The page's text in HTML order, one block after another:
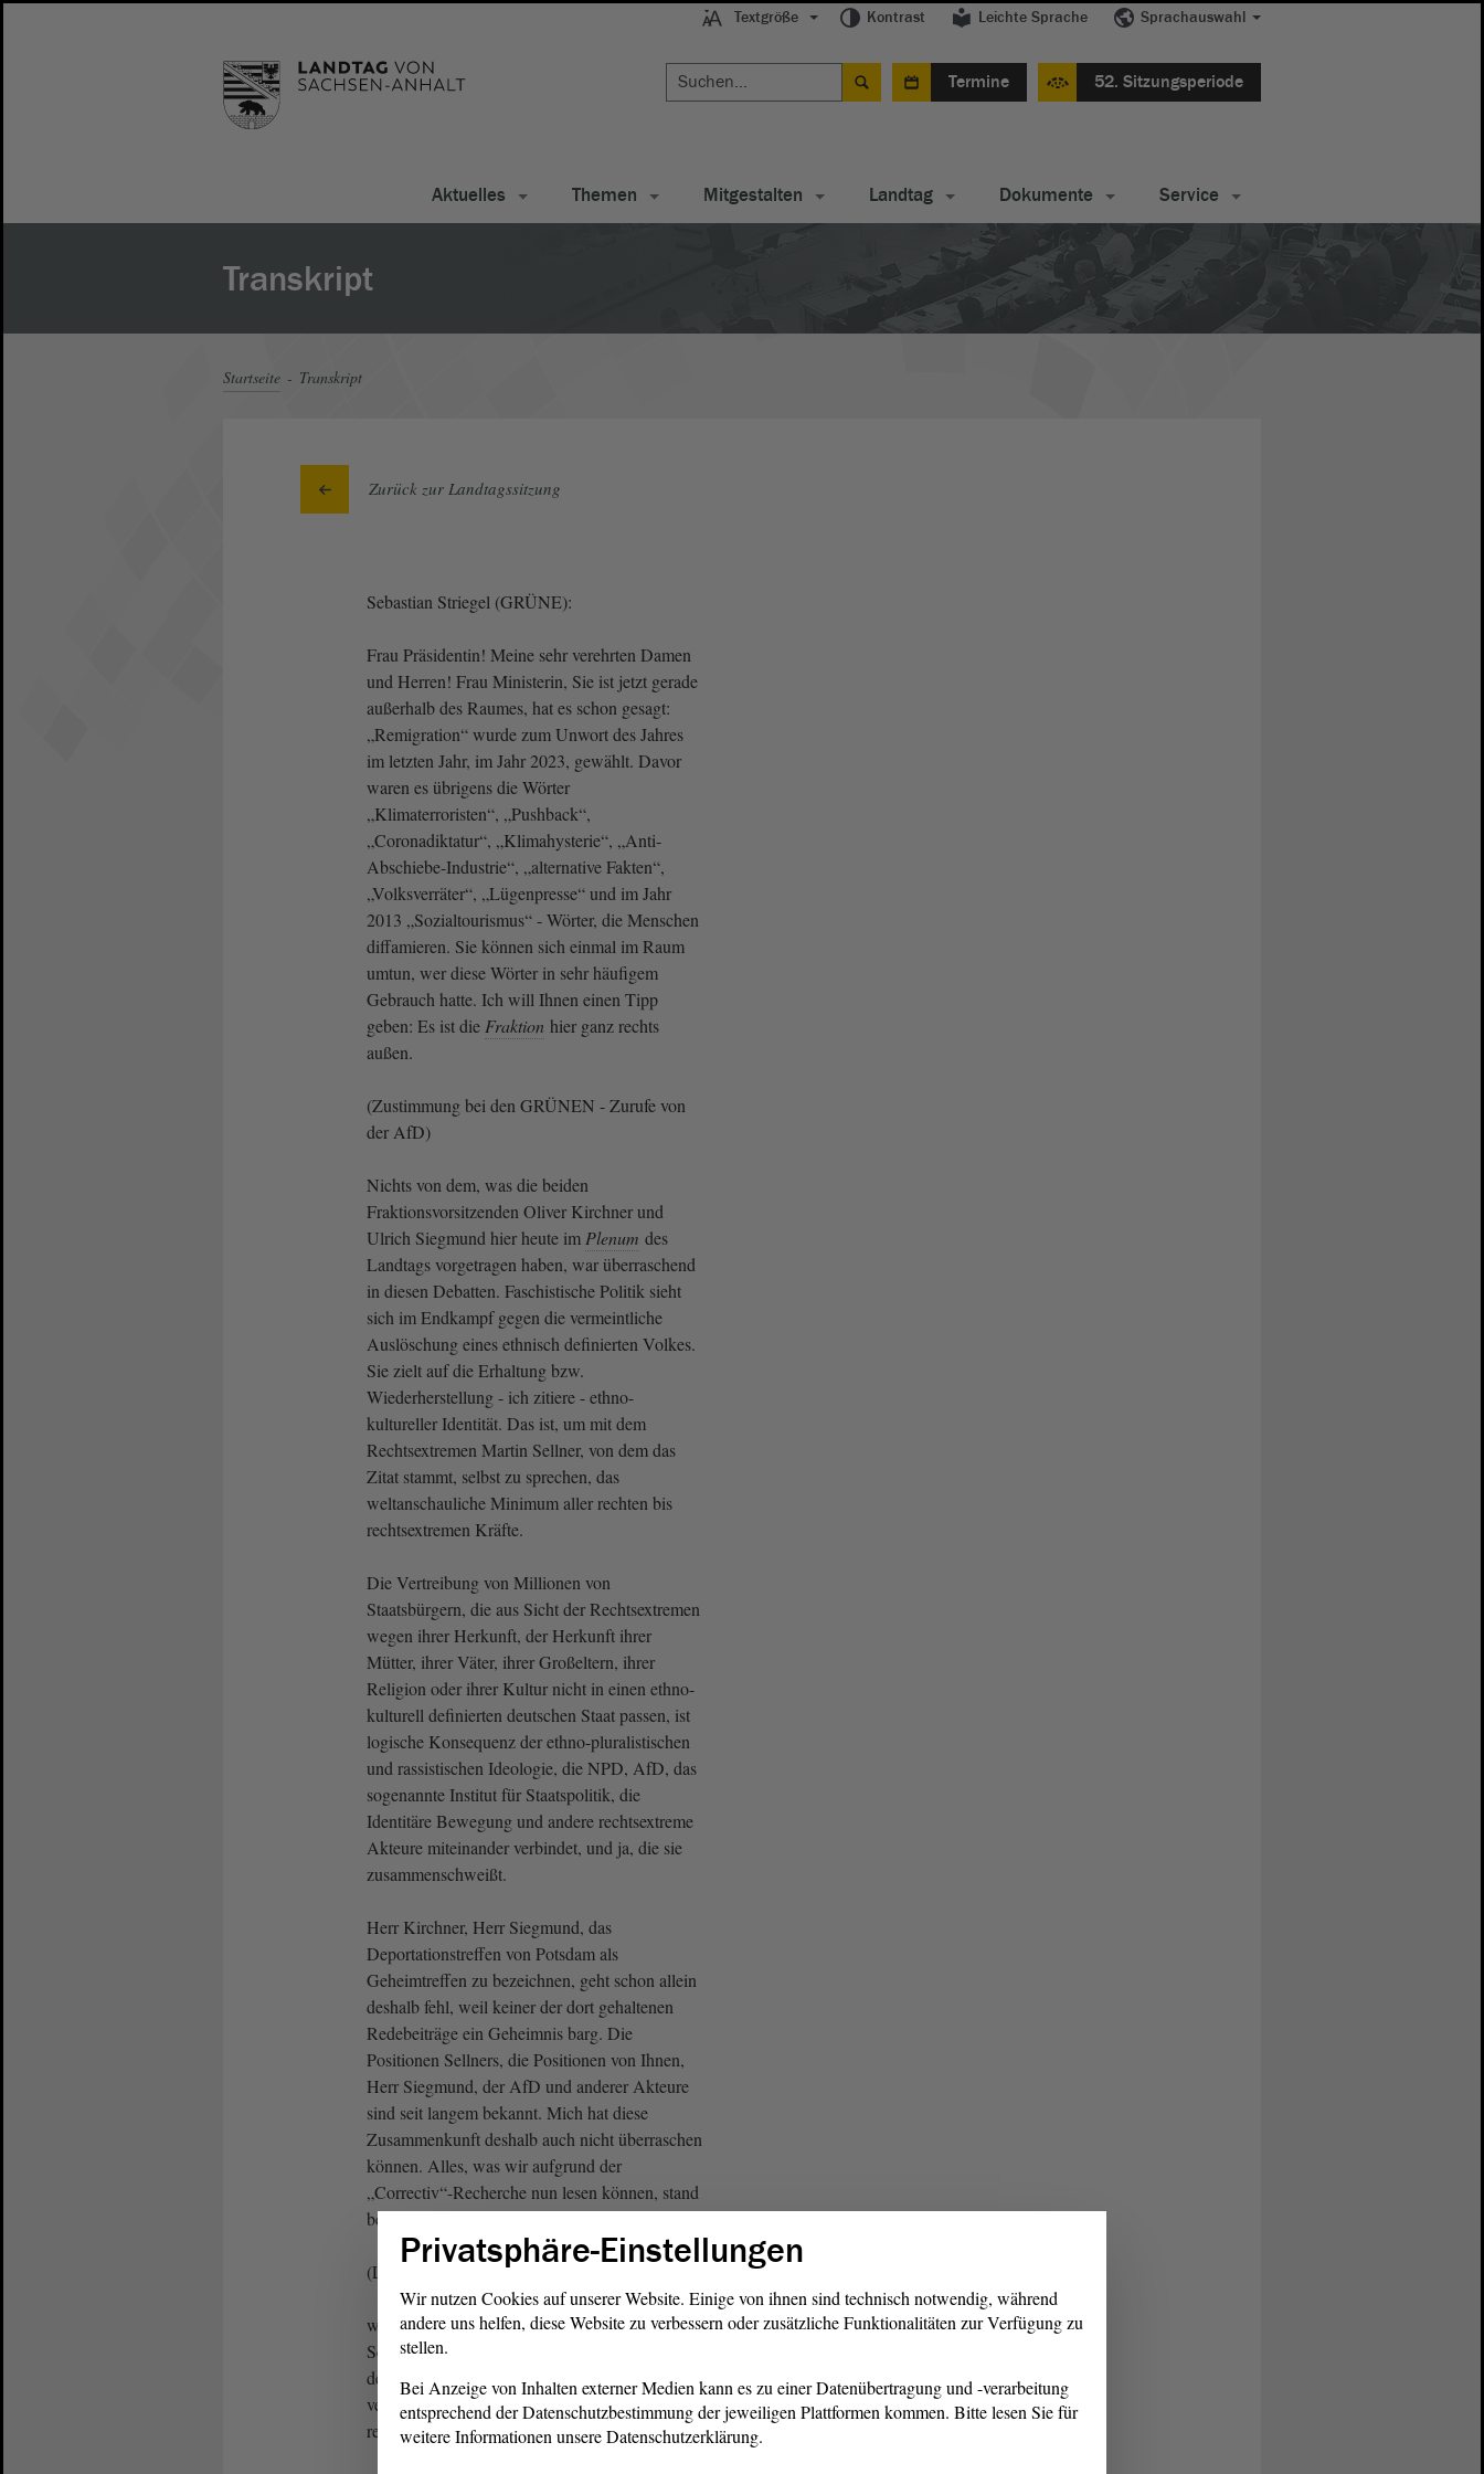
Textgröße Kontrast Leichte Sprache Sprachauswahl
Termine 52. Sitzungsperiode
Aktuelles Themen Mitgestalten Landtag Dokumente Service
Transkript
Startseite Transkript
Zurück zur Landtagssitzung
Sebastian Striegel (GRÜNE):
Frau Präsidentin! Meine sehr verehrten Damen
und Herren! Frau Ministerin, Sie ist jetzt gerade
außerhalb des Raumes, hat es schon gesagt:
„Remigration“ wurde zum Unwort des Jahres
im letzten Jahr, im Jahr 2023, gewählt. Davor
waren es übrigens die Wörter
„Klimaterroristen“, „Pushback“,
„Coronadiktatur“, „Klimahysterie“, „Anti-
Abschiebe-Industrie“, „alternative Fakten“,
„Volksverräter“, „Lügenpresse“ und im Jahr
2013 „Sozialtourismus“ - Wörter, die Menschen
diffamieren. Sie können sich einmal im Raum
umtun, wer diese Wörter in sehr häufigem
Gebrauch hatte. Ich will Ihnen einen Tipp
geben: Es ist die Fraktion hier ganz rechts
außen.
(Zustimmung bei den GRÜNEN - Zurufe von
der AfD)
Nichts von dem, was die beiden
Fraktionsvorsitzenden Oliver Kirchner und
Ulrich Siegmund hier heute im Plenum des
Landtags vorgetragen haben, war überraschend
in diesen Debatten. Faschistische Politik sieht
sich im Endkampf gegen die vermeintliche
Auslöschung eines ethnisch definierten Volkes.
Sie zielt auf die Erhaltung bzw.
Wiederherstellung - ich zitiere - ethno-
kultureller Identität. Das ist, um mit dem
Rechtsextremen Martin Sellner, von dem das
Zitat stammt, selbst zu sprechen, das
weltanschauliche Minimum aller rechten bis
rechtsextremen Kräfte.
Die Vertreibung von Millionen von
Staatsbürgern, die aus Sicht der Rechtsextremen
wegen ihrer Herkunft, der Herkunft ihrer
Mütter, ihrer Väter, ihrer Großeltern, ihrer
Religion oder ihrer Kultur nicht in einen ethno-
kulturell definierten deutschen Staat passen, ist
logische Konsequenz der ethno-pluralistischen
und rassistischen Ideologie, die NPD, AfD, das
sogenannte Institut für Staatspolitik, die
Identitäre Bewegung und andere rechtsextreme
Akteure miteinander verbindet, und ja, die sie
zusammenschweißt.
Herr Kirchner, Herr Siegmund, das
Deportationstreffen von Potsdam als
Geheimtreffen zu bezeichnen, geht schon allein
deshalb fehl, weil keiner der dort gehaltenen
Redebeiträge ein Geheimnis barg. Die
Positionen Sellners, die Positionen von Ihnen,
Herr Siegmund, der AfD und anderer Akteure
sind seit langem bekannt. Mich hat diese
Zusammenkunft deshalb auch nicht überraschen
können. Alles, was wir aufgrund der
„Correctiv“-Recherche nun lesen können, stand
bereits vorher in Szenepublikationen,
(Lothar Waehler, AfD: Meine Güte!)
war Gegenstand von rechtsextremen Reden in
Schnellroda, bildete das Fundament von Reden
der AfD in Landtagen, im Bundestag
oder bei
verharmlosend auch Bürgerdialog genannten
rechtsextremen Werbeveranstaltungen.
Privatsphäre-Einstellungen
Wir nutzen Cookies auf unserer Website. Einige von ihnen sind technisch notwendig, während
andere uns helfen, diese Website zu verbessern oder zusätzliche Funktionalitäten zur Verfügung zu
stellen.
Bei Anzeige von Inhalten externer Medien kann es zu einer Datenübertragung und -verarbeitung
entsprechend der Datenschutzbestimmung der jeweiligen Plattformen kommen. Bitte lesen Sie für
weitere Informationen unsere Datenschutzerklärung.